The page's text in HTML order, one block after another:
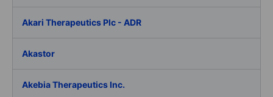
Akari Therapeutics Plc - ADR
Akastor
Akebia Therapeutics Inc.